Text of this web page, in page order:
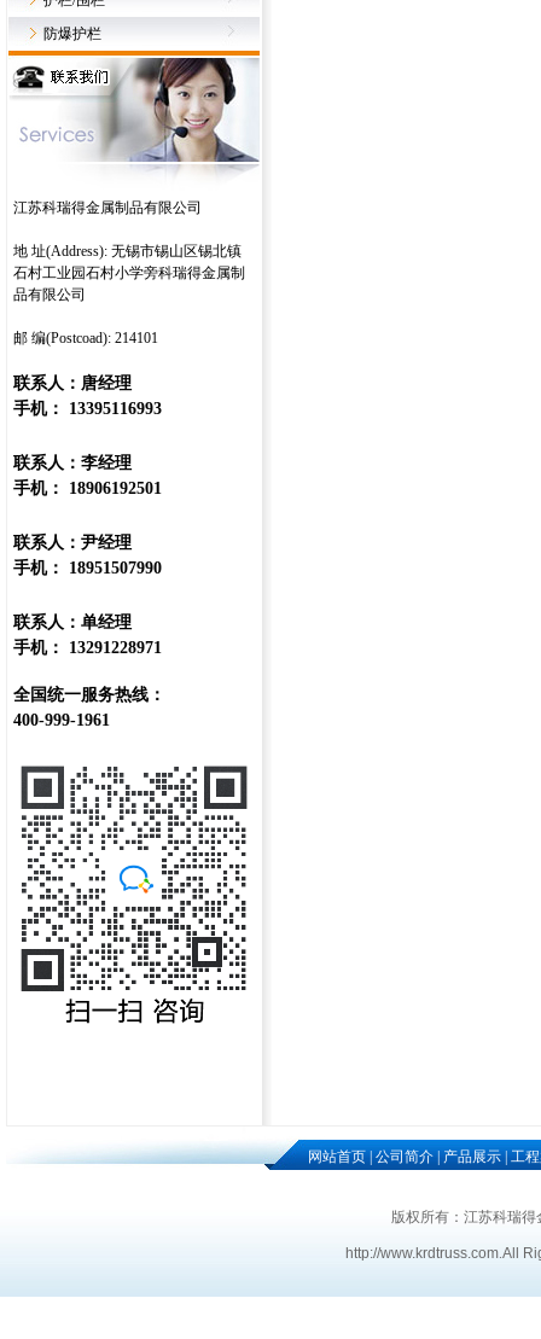
防爆护栏
江苏科瑞得金属制品有限公司
地 址(Address): 无锡市锡山区锡北镇
石村工业园石村小学旁科瑞得金属制
品有限公司
邮 编(Postcoad): 214101
联系人：唐经理
手机： 13395116993
联系人：李经理
手机： 18906192501
联系人：尹经理
手机： 18951507990
联系人：单经理
手机： 13291228971
全国统一服务热线：
400-999-1961
网站首页|公司简介|产品展示|工
版权所有：江苏科瑞
http://www.krdtruss.com.All